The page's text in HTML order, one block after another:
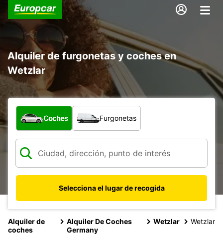
Alquiler de furgonetas y coches en
Wetzlar
¿Qué tipo de vehículo?
Coches Furgonetas
Selecciona el lugar de recogida
Alquiler de
coches
Alquiler De Coches
Germany
Wetzlar Wetzlar